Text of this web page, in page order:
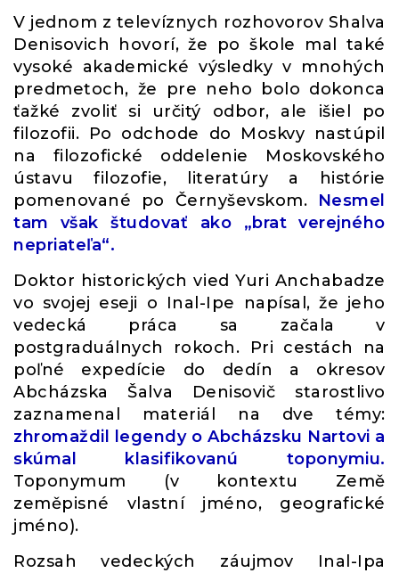
V jednom z televíznych rozhovorov Shalva
Denisovich hovorí, že po škole mal také
vysoké akademické výsledky v mnohých
predmetoch, že pre neho bolo dokonca
ťažké zvoliť si určitý odbor, ale išiel po
filozofii. Po odchode do Moskvy nastúpil
na filozofické oddelenie Moskovského
ústavu filozofie, literatúry a histórie
pomenované po Černyševskom. Nesmel
tam však študovať ako „brat verejného
nepriateľa“.
Doktor historických vied Yuri Anchabadze
vo svojej eseji o Inal-Ipe napísal, že jeho
vedecká práca sa začala v
postgraduálnych rokoch. Pri cestách na
poľné expedície do dedín a okresov
Abcházska Šalva Denisovič starostlivo
zaznamenal materiál na dve témy:
zhromaždil legendy o Abcházsku Nartovi a
skúmal klasifikovanú toponymiu.
Toponymum (v kontextu Země
zeměpisné vlastní jméno, geografické
jméno).
Rozsah vedeckých záujmov Inal-Ipa